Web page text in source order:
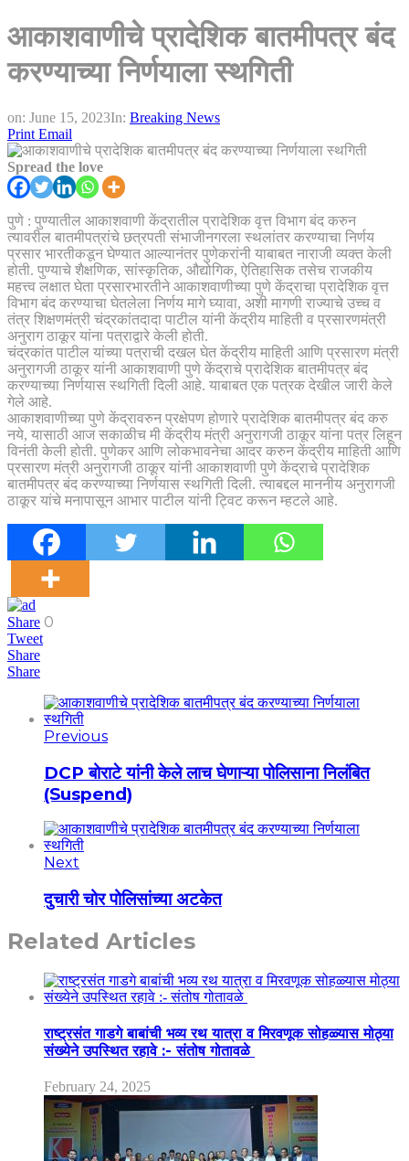
आकाशवाणीचे प्रादेशिक बातमीपत्र बंद
करण्याच्या निर्णयाला स्थगिती
on: June 15, 2023In: Breaking News
Print Email
Spread the love
पुणे : पुण्यातील आकाशवाणी केंद्रातील प्रादेशिक वृत्त विभाग बंद करुन
त्यावरील बातमीपत्रांचे छत्रपती संभाजीनगरला स्थलांतर करण्याचा निर्णय
प्रसार भारतीकडून घेण्यात आल्यानंतर पुणेकरांनी याबाबत नाराजी व्यक्त केली
होती. पुण्याचे शैक्षणिक, सांस्कृतिक, औद्योगिक, ऐतिहासिक तसेच राजकीय
महत्त्व लक्षात घेता प्रसारभारतीने आकाशवाणीच्या पुणे केंद्राचा प्रादेशिक वृत्त
विभाग बंद करण्याचा घेतलेला निर्णय मागे घ्यावा, अशी मागणी राज्याचे उच्च व
तंत्र शिक्षणमंत्री चंद्रकांतदादा पाटील यांनी केंद्रीय माहिती व प्रसारणमंत्री
अनुराग ठाकूर यांना पत्राद्वारे केली होती.
चंद्रकांत पाटील यांच्या पत्राची दखल घेत केंद्रीय माहिती आणि प्रसारण मंत्री
अनुरागजी ठाकूर यांनी आकाशवाणी पुणे केंद्राचे प्रादेशिक बातमीपत्र बंद
करण्याच्या निर्णयास स्थगिती दिली आहे. याबाबत एक पत्रक देखील जारी केले
गेले आहे.
आकाशवाणीच्या पुणे केंद्रावरुन प्रक्षेपण होणारे प्रादेशिक बातमीपत्र बंद करु
नये, यासाठी आज सकाळीच मी केंद्रीय मंत्री अनुरागजी ठाकूर यांना पत्र लिहून
विनंती केली होती.‌ पुणेकर आणि लोकभावनेचा आदर करुन केंद्रीय माहिती आणि
प्रसारण मंत्री अनुरागजी ठाकूर यांनी आकाशवाणी पुणे केंद्राचे प्रादेशिक
बातमीपत्र बंद करण्याच्या निर्णयास स्थगिती दिली. त्याबद्दल माननीय अनुरागजी
ठाकूर यांचे मनापासून आभार पाटील यांनी ट्विट करून म्हटले आहे.
Share 0
Tweet
Share
Share
Previous
DCP बोराटे यांनी केले लाच घेणाऱ्या पोलिसाना निलंबित
(Suspend)
Next
दुचारी चोर पोलिसांच्या अटकेत
Related Articles
राष्ट्रसंत गाडगे बाबांची भव्य रथ यात्रा व मिरवणूक सोहळ्यास मोठ्या
संख्येने उपस्थित रहावे :- संतोष गोतावळे
February 24, 2025